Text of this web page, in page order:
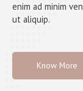
enim ad minim
ut aliquip.
Know More